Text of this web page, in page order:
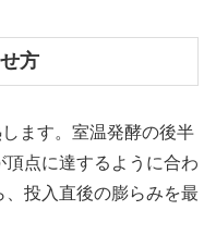
方
ます。室温発酵の後半
点に達するように合わ
投入直後の膨らみを最